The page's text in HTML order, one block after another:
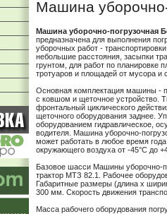
Машина
Машина уборочно-погрузочная
предназначена для выполнения
уборочных работ -
небольшие расстояния, засыпки
грунтом, для работ по планировке
тротуаров и площадей от мусора и
Основная комплектация машины -
с ковшом и щеточное устройство.
фронтальный циклического
щеточного оборудования заднее.
оборудованием гидравлическое,
водителя. Машина уборочно-
может работать в любое время
окружающего воздуха от -45°С до
Базовое шасси Машины уборочно-
трактор МТЗ 82.1. Рабочее
Габаритные размеры (длина х
300 мм. Скорость движения
Масса рабочего оборудования